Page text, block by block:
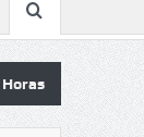
Horas